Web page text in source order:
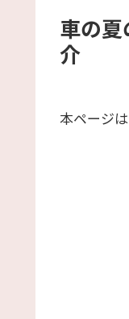
車の
介
本ページ